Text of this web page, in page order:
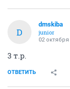
D
dmskiba
junior
02 октября
3 т.р.
ОТВЕТИТЬ